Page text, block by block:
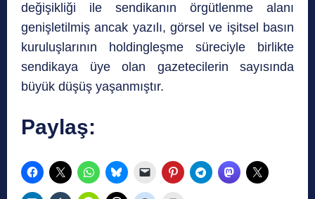
değişikliği ile sendikanın örgütlenme alanı
genişletilmiş ancak yazılı, görsel ve işitsel basın
kuruluşlarının holdingleşme süreciyle birlikte
sendikaya üye olan gazetecilerin sayısında
büyük düşüş yaşanmıştır.
Paylaş: